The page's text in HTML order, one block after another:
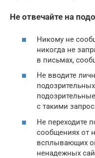
Не отвечайте на
Никому не
никогда не
в письмах,
Не вводите
с такими
Не переходите
сообщениях от
всплывающих
ненадежных